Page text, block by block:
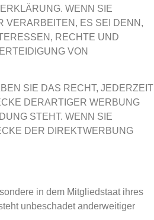
WENN SIE
VERARBEITEN, ES SEI DENN,
RECHTE UND
VON
SIE DAS RECHT, JEDERZEIT
DERARTIGER WERBUNG
STEHT. WENN SIE
DER DIREKTWERBUNG
in dem Mitgliedstaat ihres
unbeschadet anderweitiger